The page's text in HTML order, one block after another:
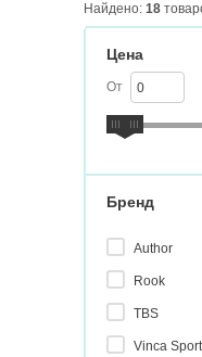
Найдено: 18
Цена
От
Бренд
Author
Rook
TBS
Vinca Sport